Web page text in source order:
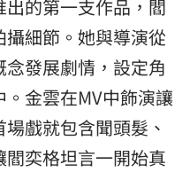
的第一支作品，閻
細節。她與導演從
發展劇情，設定角
金雲在MV中飾演讓
戲就包含聞頭髮、
奕格坦言一開始真